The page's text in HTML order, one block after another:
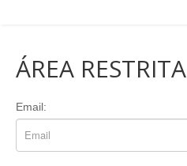
ÁREA RESTRITA
Email: